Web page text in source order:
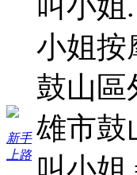
新手
上路
小姐按
鼓山區
雄市鼓